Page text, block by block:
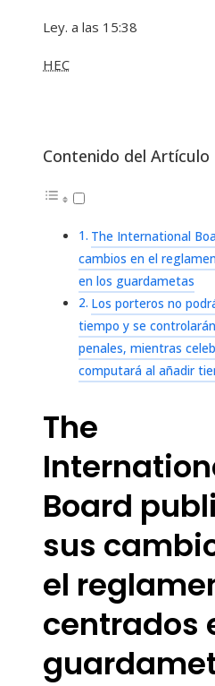
Ley. a las 15:38
HEC
Contenido del Artículo
The International
cambios en el
en los guardametas
Los porteros no
tiempo y se
penales, mientras
computará al añadir
The
Board
sus
el
centrados